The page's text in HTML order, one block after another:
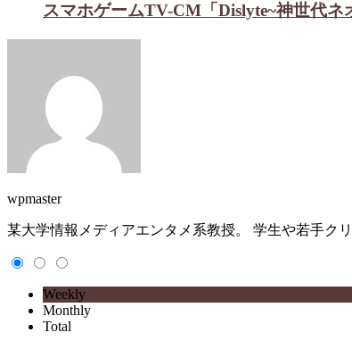
スマホゲームTV-CM「Dislyte~神世代
wpmaster
某大学情報メディアエンタメ系教授。 学生や若手ク
Weekly
Monthly
Total